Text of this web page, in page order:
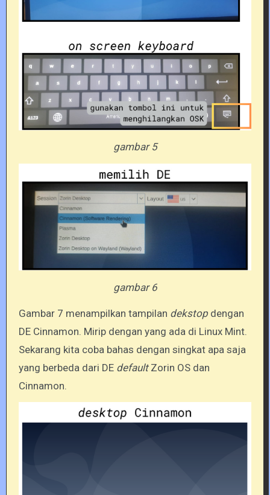
gambar 5
gambar 6
Gambar 7 menampilkan tampilan dekstop dengan
DE Cinnamon. Mirip dengan yang ada di Linux Mint.
Sekarang kita coba bahas dengan singkat apa saja
yang berbeda dari DEdefault Zorin OS dan
Cinnamon.